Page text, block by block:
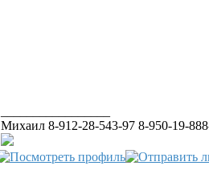
Михаил 8-912-28-543-97 8-950-19-